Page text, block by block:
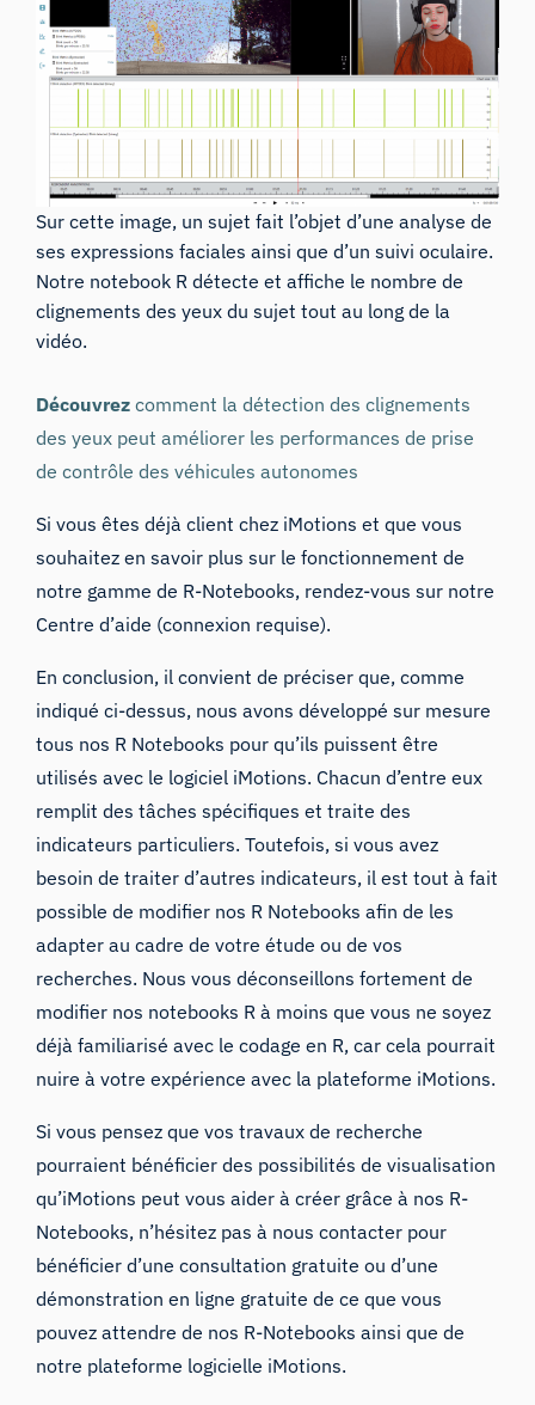
Sur cette image, un sujet fait l’objet d’une analyse de
ses expressions faciales ainsi que d’un suivi oculaire.
Notre notebook R détecte et affiche le nombre de
clignements des yeux du sujet tout au long de la
vidéo.
Découvrez comment la détection des clignements
des yeux peut améliorer les performances de prise
de contrôle des véhicules autonomes
Si vous êtes déjà client chez iMotions et que vous
souhaitez en savoir plus sur le fonctionnement de
notre gamme de R-Notebooks, rendez-vous sur notre
Centre d’aide (connexion requise).
En conclusion, il convient de préciser que, comme
indiqué ci-dessus, nous avons développé sur mesure
tous nos R Notebooks pour qu’ils puissent être
utilisés avec le logiciel iMotions. Chacun d’entre eux
remplit des tâches spécifiques et traite des
indicateurs particuliers. Toutefois, si vous avez
besoin de traiter d’autres indicateurs, il est tout à fait
possible de modifier nos R Notebooks afin de les
adapter au cadre de votre étude ou de vos
recherches. Nous vous déconseillons fortement de
modifier nos notebooks R à moins que vous ne soyez
déjà familiarisé avec le codage en R, car cela pourrait
nuire à votre expérience avec la plateforme iMotions.
Si vous pensez que vos travaux de recherche
pourraient bénéficier des possibilités de visualisation
qu’iMotions peut vous aider à créer grâce à nos R-
Notebooks, n’hésitez pas à nous contacter pour
bénéficier d’une consultation gratuite ou d’une
démonstration en ligne gratuite de ce que vous
pouvez attendre de nos R-Notebooks ainsi que de
notre plateforme logicielle iMotions.